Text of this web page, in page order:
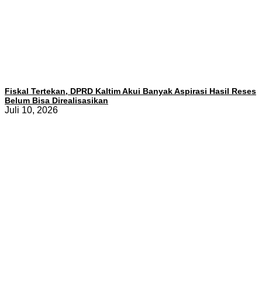
Fiskal Tertekan, DPRD Kaltim Akui Banyak Aspirasi Hasil Reses
Belum Bisa Direalisasikan
Juli 10, 2026